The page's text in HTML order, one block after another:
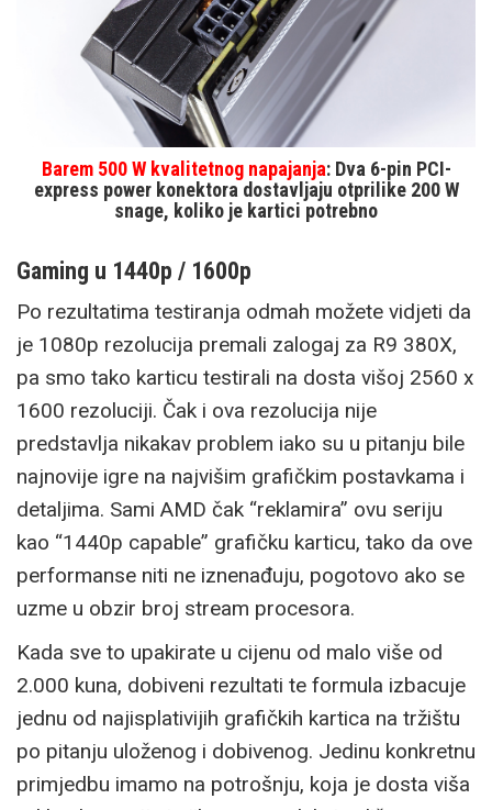
Barem 500 W kvalitetnog napajanja: Dva 6-pin PCI-
express power konektora dostavljaju otprilike 200 W
snage, koliko je kartici potrebno
Gaming u 1440p / 1600p
Po rezultatima testiranja odmah možete vidjeti da
je 1080p rezolucija premali zalogaj za R9 380X,
pa smo tako karticu testirali na dosta višoj 2560 x
1600 rezoluciji. Čak i ova rezolucija nije
predstavlja nikakav problem iako su u pitanju bile
najnovije igre na najvišim grafičkim postavkama i
detaljima. Sami AMD čak “reklamira” ovu seriju
kao “1440p capable” grafičku karticu, tako da ove
performanse niti ne iznenađuju, pogotovo ako se
uzme u obzir broj stream procesora.
Kada sve to upakirate u cijenu od malo više od
2.000 kuna, dobiveni rezultati te formula izbacuje
jednu od najisplativijih grafičkih kartica na tržištu
po pitanju uloženog i dobivenog. Jedinu konkretnu
primjedbu imamo na potrošnju, koja je dosta viša